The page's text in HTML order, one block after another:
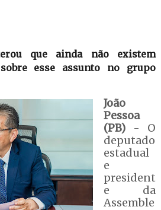
que ainda não existem
esse assunto no grupo
João
Pessoa
(PB)- O
deputado
estadual
e
president
e da
Assemble